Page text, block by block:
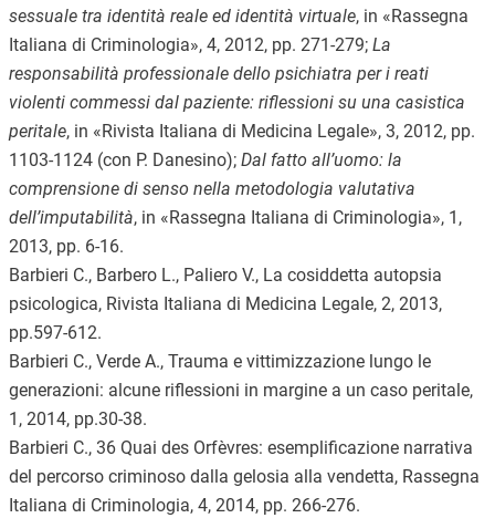
sessuale tra identità reale ed identità virtuale, in «Rassegna
Italiana di Criminologia», 4, 2012, pp. 271-279; La
responsabilità professionale dello psichiatra per i reati
violenti commessi dal paziente: riflessioni su una casistica
peritale, in «Rivista Italiana di Medicina Legale», 3, 2012, pp.
1103-1124 (con P. Danesino); Dal fatto all’uomo: la
comprensione di senso nella metodologia valutativa
dell’imputabilità, in «Rassegna Italiana di Criminologia», 1,
2013, pp. 6-16.
Barbieri C., Barbero L., Paliero V., La cosiddetta autopsia
psicologica, Rivista Italiana di Medicina Legale, 2, 2013,
pp.597-612.
Barbieri C., Verde A., Trauma e vittimizzazione lungo le
generazioni: alcune riflessioni in margine a un caso peritale,
1, 2014, pp.30-38.
Barbieri C., 36 Quai des Orfèvres: esemplificazione narrativa
del percorso criminoso dalla gelosia alla vendetta, Rassegna
Italiana di Criminologia, 4, 2014, pp. 266-276.